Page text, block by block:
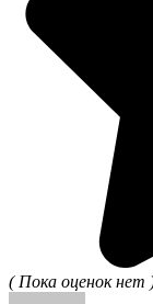
( Пока оценок нет